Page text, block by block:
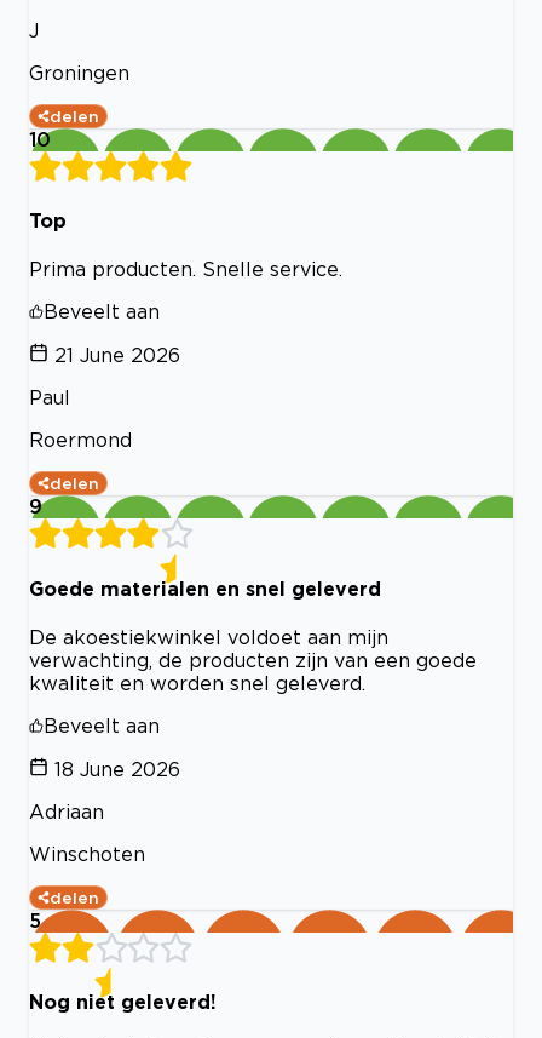
J
Groningen
delen
10
Top
Prima producten. Snelle service.
Beveelt aan
21 June 2026
Paul
Roermond
delen
9
Goede materialen en snel geleverd
De akoestiekwinkel voldoet aan mijn
verwachting, de producten zijn van een goede
kwaliteit en worden snel geleverd.
Beveelt aan
18 June 2026
Adriaan
Winschoten
delen
5
Nog niet geleverd!